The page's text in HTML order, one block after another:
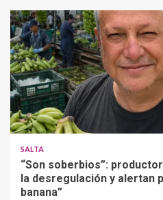
SALTA
“Son soberbios”:
la desregulación y alertan
banana”